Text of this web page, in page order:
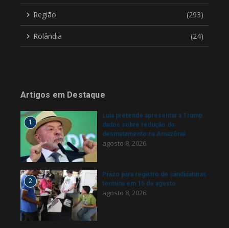
Região (293)
Rolândia (24)
Artigos em Destaque
1
Lula pretende apresentar a Trump
dados sobre redução do
desmatamento na Amazônia
agosto 8, 2026
2
Prazo para registro de candidaturas
termina em 15 de agosto
agosto 8, 2026